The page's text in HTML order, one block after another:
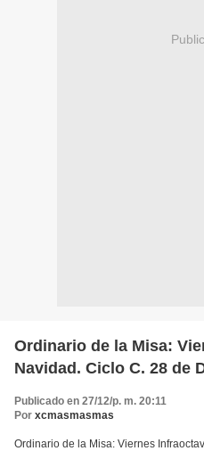
Ordinario de la Misa:
Navidad. Ciclo C. 28 de
Publicado en 27/12/p. m. 20:11
Por xcmasmasmas
Ordinario de la Misa: Viernes